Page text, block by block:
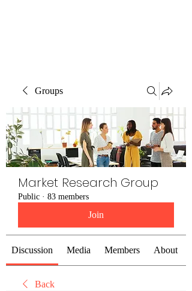
Groups
Market Research Group
Public · 83 members
Join
Discussion Media Members About
Back